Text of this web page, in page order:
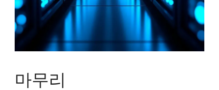
마무리